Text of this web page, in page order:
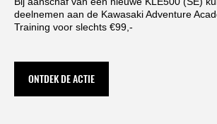
deelnemen aan de Kawasaki Adventure
Training voor slechts €99,-
ONTDEK DE ACTIE